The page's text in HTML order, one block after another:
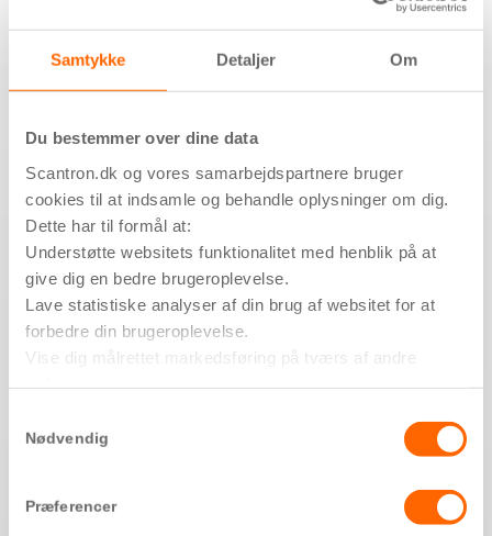
Samtykke Detaljer Om
Du bestemmer over dine data
Scantron.dk og vores samarbejdspartnere bruger
cookies til at indsamle og behandle oplysninger om dig.
Dette har til formål at:
Understøtte websitets funktionalitet med henblik på at
give dig en bedre brugeroplevelse.
Lave statistiske analyser af din brug af websitet for at
forbedre din brugeroplevelse.
Vise dig målrettet markedsføring på tværs af andre
oplysninger bliver delt med tredjeparter, så tryk på ’Vis
Nødvendig
Præferencer
Tekniske specifikationer
Antal valgfrie ringetoner – (opgangs- og lejlighedsdør), internt opkald
Regulering af ringevolumen og samtalevolumen
Medhørsspærre & Medsespærre
Dimensioner på hustelefon (B x H x D)
Natafbryder med rød diodevisning
Størrelse på videoskærm